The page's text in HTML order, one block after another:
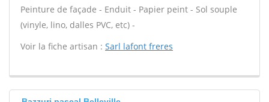
Peinture de façade - Enduit - Papier peint - Sol souple
(vinyle, lino, dalles PVC, etc) -
Voir la fiche artisan : Sarl lafont freres